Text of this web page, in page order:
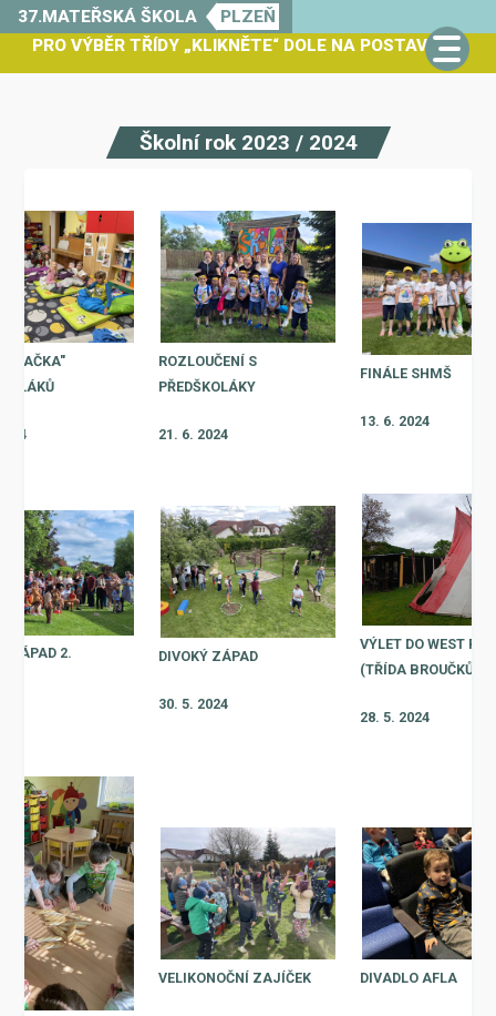
37.MATEŘSKÁ ŠKOLA
PLZEŇ
PRO VÝBĚR TŘÍDY „KLIKNĚTE“ DOLE NA POSTAVIČKU
Školní rok 2023 / 2024
ROZLOUČENÍ S
PŘEDŠKOLÁKY
21. 6. 2024
FINÁLE SHMŠ
13. 6. 2024
ZÁPAD 2. DIVOKÝ ZÁPAD
30. 5. 2024
VÝLET DO WEST
(TŘÍDA BROUČKŮ)
28. 5. 2024
VELIKONOČNÍ ZAJÍČEK DIVADLO AFLA